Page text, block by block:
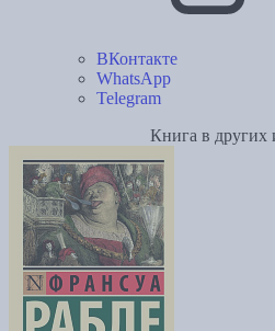
ВКонтакте
WhatsApp
Telegram
Книга в других